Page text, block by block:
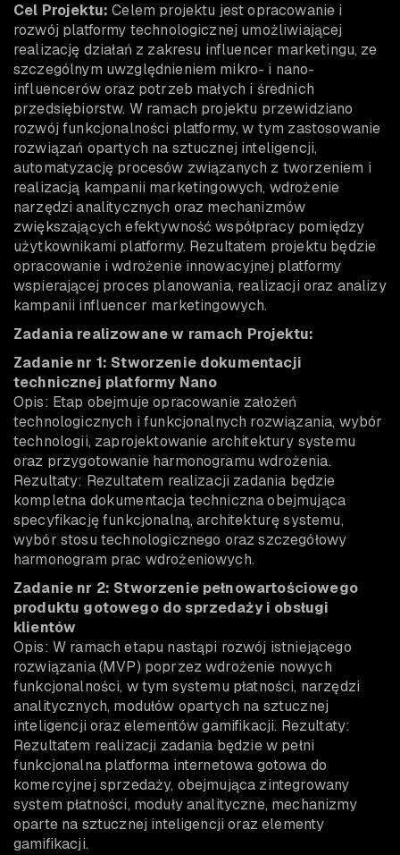
Cel Projektu: Celem projektu jest opracowanie i
rozwój platformy technologicznej umożliwiającej
realizację działań z zakresu influencer marketingu, ze
szczególnym uwzględnieniem mikro- i nano-
influencerów oraz potrzeb małych i średnich
przedsiębiorstw. W ramach projektu przewidziano
rozwój funkcjonalności platformy, w tym zastosowanie
rozwiązań opartych na sztucznej inteligencji,
automatyzację procesów związanych z tworzeniem i
realizacją kampanii marketingowych, wdrożenie
narzędzi analitycznych oraz mechanizmów
zwiększających efektywność współpracy pomiędzy
użytkownikami platformy. Rezultatem projektu będzie
opracowanie i wdrożenie innowacyjnej platformy
wspierającej proces planowania, realizacji oraz analizy
kampanii influencer marketingowych.
Zadania realizowane w ramach Projektu:
Zadanie nr 1: Stworzenie dokumentacji
technicznej platformy Nano
Opis: Etap obejmuje opracowanie założeń
technologicznych i funkcjonalnych rozwiązania, wybór
technologii, zaprojektowanie architektury systemu
oraz przygotowanie harmonogramu wdrożenia.
Rezultaty: Rezultatem realizacji zadania będzie
kompletna dokumentacja techniczna obejmująca
specyfikację funkcjonalną, architekturę systemu,
wybór stosu technologicznego oraz szczegółowy
harmonogram prac wdrożeniowych.
Zadanie nr 2: Stworzenie pełnowartościowego
produktu gotowego do sprzedaży i obsługi
klientów
Opis: W ramach etapu nastąpi rozwój istniejącego
rozwiązania (MVP) poprzez wdrożenie nowych
funkcjonalności, w tym systemu płatności, narzędzi
analitycznych, modułów opartych na sztucznej
inteligencji oraz elementów gamifikacji. Rezultaty:
Rezultatem realizacji zadania będzie w pełni
funkcjonalna platforma internetowa gotowa do
komercyjnej sprzedaży, obejmująca zintegrowany
system płatności, moduły analityczne, mechanizmy
oparte na sztucznej inteligencji oraz elementy
gamifikacji.